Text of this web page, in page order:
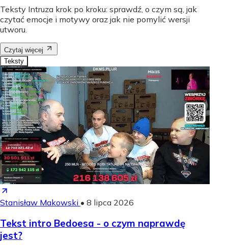
Teksty Intruza krok po kroku: sprawdź, o czym są, jak
czytać emocje i motywy oraz jak nie pomylić wersji
utworu.
Czytaj więcej
Teksty
Stanisław Makowski • 8 lipca 2026
Tekst intro Bedoesa - o czym naprawdę
jest?